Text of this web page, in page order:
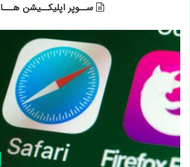
ســوپر اپلیکــیشن هـــا